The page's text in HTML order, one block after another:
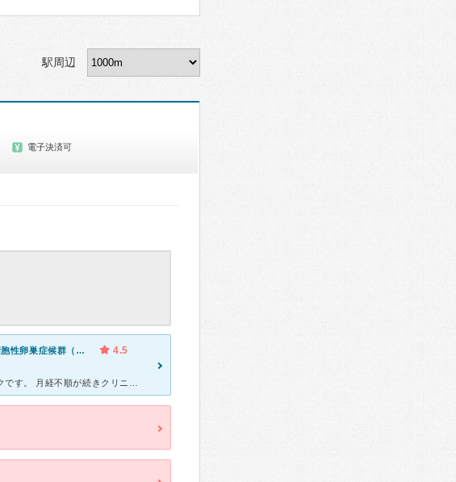
駅周辺
電子決済可
婦人科・多嚢胞性卵巣症候群（PCOS）・生理不順（女性） 4.5